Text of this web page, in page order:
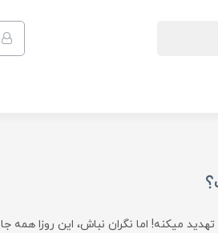
میکنه! اما نگران نباش، این روزا همه جا